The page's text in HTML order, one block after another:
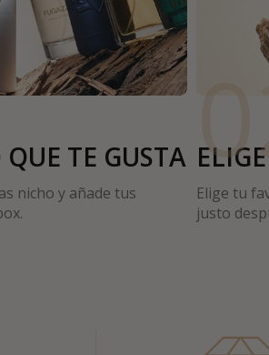
TE GUSTA
nicho y añade tus
Elige tu
justo